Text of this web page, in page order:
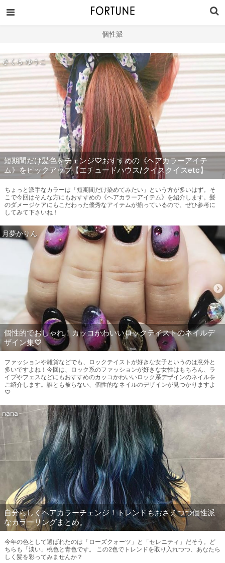
個性派
さくら ゆうこ
短期間だけ髪色をチェンジ♡おすすめの《ヘアカラーアイテ
ム》をピックアップ【エチュードハウス/クイスクイスetc】
ちょっと派手なカラーは「短期間だけ染めてみたい」という方が多いはず。そ
こで今回はそんな方にもおすすめの《ヘアカラーアイテム》を紹介します。髪
のダメージケアにもこだわった優秀なアイテムが揃っているので、ぜひ参考に
してみて下さいね！
月夢かりん
個性的でおしゃれ！カッコかわいいロックテイストのネイルデ
ザイン集♡
ファッションや雑貨などでも、ロックテイストが好きな女子というのは意外と
多いですよね！今回は、ロック系のファッションが好きな女性はもちろん、ラ
イブやフェスなどにもおすすめのカッコかわいいロック系デザインのネイルを
ご紹介します。誰とも被らない、個性的なネイルのデザインが見つかりますよ
♡
nana
自分らしくヘアカラーチェンジ！トレンドもおさえつつ個性派
なカラーリングまとめ。
今年の色として選ばれたのは「ローズクォーツ」と「セレニティ」だそう。ど
ちらも「淡い」桃色と青色です。 この2色でトレンドを取り入れつつ、あなたら
しく髪を彩ってみませんか？